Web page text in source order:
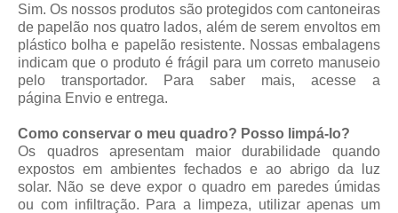
Sim. Os nossos produtos são protegidos com cantoneiras
de papelão nos quatro lados, além de serem envoltos em
plástico bolha e papelão resistente. Nossas embalagens
indicam que o produto é frágil para um correto manuseio
pelo transportador. Para saber mais, acesse a
página Envio e entrega.
Como conservar o meu quadro? Posso limpá-lo?
Os quadros apresentam maior durabilidade quando
expostos em ambientes fechados e ao abrigo da luz
solar. Não se deve expor o quadro em paredes úmidas
ou com infiltração. Para a limpeza, utilizar apenas um